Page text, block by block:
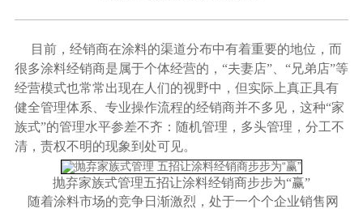
目前，经销商在涂料的渠道分布中有着重要的地位，而
很多涂料经销商是属于个体经营的，“夫妻店”、“兄弟店”等
经营模式也常常出现在人们的视野中，但实际上真正具有
健全管理体系、专业操作流程的经销商并不多见，这种“家
族式”的管理水平参差不齐：随机管理，多头管理，分工不
清，责权不明的现象到处可见。
抛弃家族式管理五招让涂料经销商步步为“赢”
随着涂料市场的竞争日渐激烈，处于一个个企业销售网